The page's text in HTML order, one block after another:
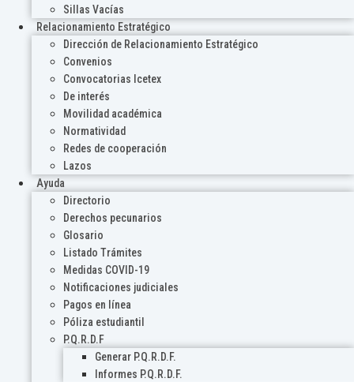
Sillas Vacías
Relacionamiento Estratégico
Dirección de Relacionamiento Estratégico
Convenios
Convocatorias Icetex
De interés
Movilidad académica
Normatividad
Redes de cooperación
Lazos
Ayuda
Directorio
Derechos pecunarios
Glosario
Listado Trámites
Medidas COVID-19
Notificaciones judiciales
Pagos en línea
Póliza estudiantil
P.Q.R.D.F
Generar P.Q.R.D.F.
Informes P.Q.R.D.F.